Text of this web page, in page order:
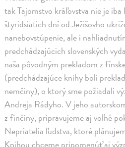
tak Tajomstvo kráľovstva nie je
štyridsiatich dní od Ježišovho
nanebovstúpenie, ale i
predchádzajúcich slovenských
naša pôvodným prekladom z
(predchádzajúce knihy boli
nemčiny), o ktorý sme požiadali
Andreja Rádyho. V jeho
z fínčiny, pripravujeme aj voľné
Nepriatelia ľudstva, ktoré
Knihou chceme pripomenúť aj